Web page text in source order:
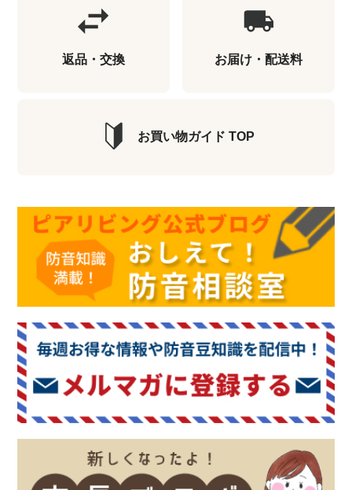
返品・交換 お届け・配送料
お買い物ガイド TOP